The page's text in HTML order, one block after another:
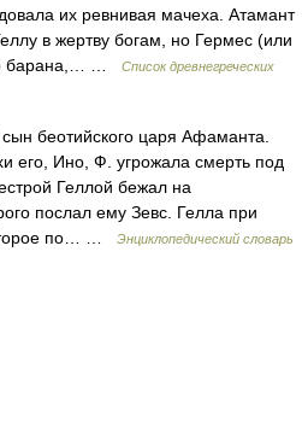
их ревнивая мачеха. Атамант
в жертву богам, но Гермес (или
барана,… …
Список древнегреческих
беотийского царя Афаманта.
его, Ино, Ф. угрожала смерть под
Геллой бежал на
послал ему Зевс. Гелла при
по… …
Энциклопедический словарь